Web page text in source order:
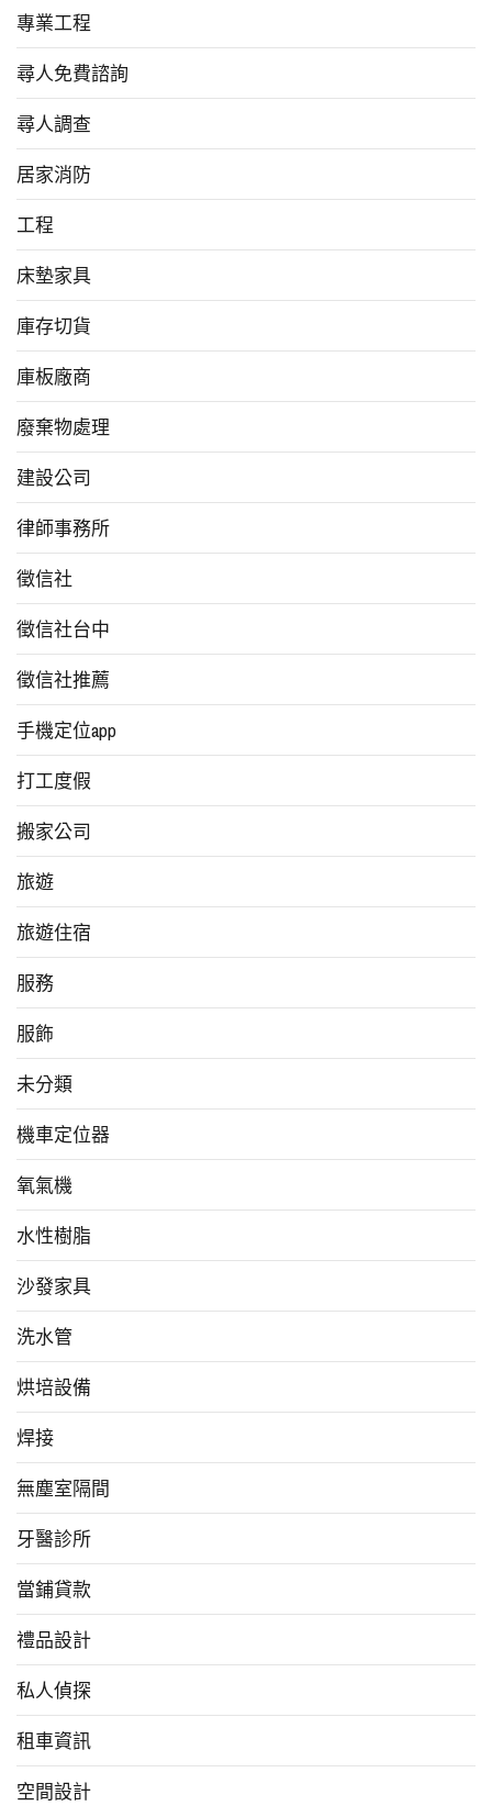
專業工程
尋人免費諮詢
尋人調查
居家消防
工程
床墊家具
庫存切貨
庫板廠商
廢棄物處理
建設公司
律師事務所
徵信社
徵信社台中
徵信社推薦
手機定位app
打工度假
搬家公司
旅遊
旅遊住宿
服務
服飾
未分類
機車定位器
氧氣機
水性樹脂
沙發家具
洗水管
烘培設備
焊接
無塵室隔間
牙醫診所
當鋪貸款
禮品設計
私人偵探
租車資訊
空間設計